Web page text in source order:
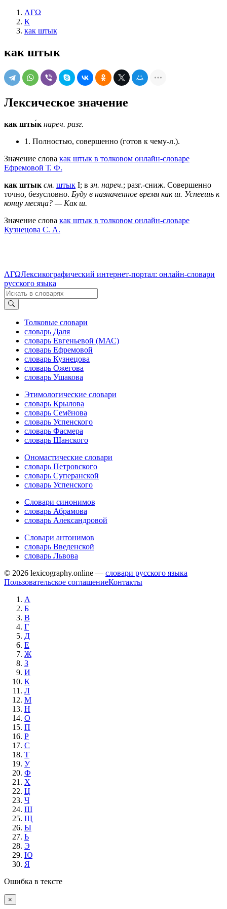
ΛΓΩ
К
как штык
как штык
Лексическое значение
как шты́к нареч. разг.
1. Полностью, совершенно (готов к чему-л.).
Значение слова как штык в толковом онлайн-словаре
Ефремовой Т. Ф.
как штык см. штык I; взн. нареч.; разг.-сниж. Совершенно
точно, безусловно. Буду в назначенное время как ш. Успеешь к
концу месяца? — Как ш.
Значение слова как штык в толковом онлайн-словаре
Кузнецова С. А.
ΛΓΩЛексикографический интернет-портал: онлайн-словари
русского языка
Толковые словари
словарь Даля
словарь Евгеньевой (МАС)
словарь Ефремовой
словарь Кузнецова
словарь Ожегова
словарь Ушакова
Этимологические словари
словарь Крылова
словарь Семёнова
словарь Успенского
словарь Фасмера
словарь Шанского
Ономастические словари
словарь Петровского
словарь Суперанской
словарь Успенского
Словари синонимов
словарь Абрамова
словарь Александровой
Словари антонимов
словарь Введенской
словарь Львова
© 2026 lexicography.online — словари русского языка
Пользовательское соглашениеКонтакты
А
Б
В
Г
Д
Е
Ж
З
И
К
Л
М
Н
О
П
Р
С
Т
У
Ф
Х
Ц
Ч
Ш
Щ
Ы
Ь
Э
Ю
Я
Ошибка в тексте
×